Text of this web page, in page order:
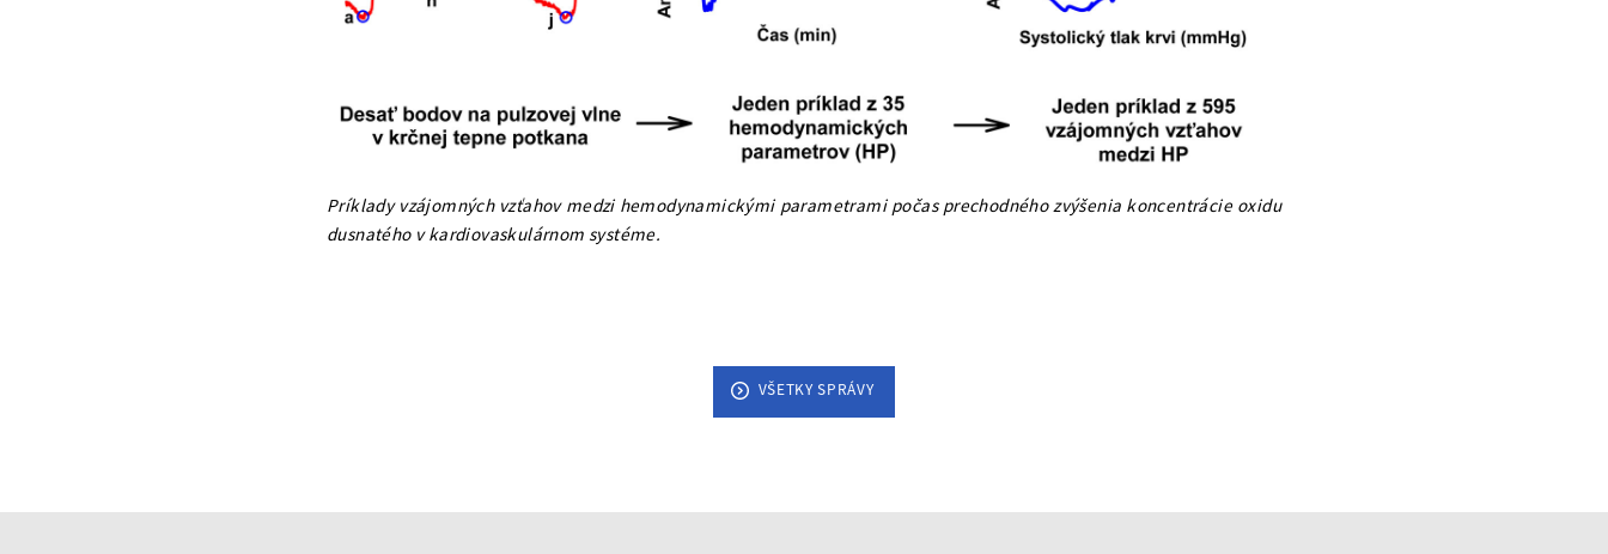
Príklady vzájomných vzťahov medzi hemodynamickými parametrami počas prechodného zvýšenia koncentrácie oxidu
dusnatého v kardiovaskulárnom systéme.
VŠETKY SPRÁVY